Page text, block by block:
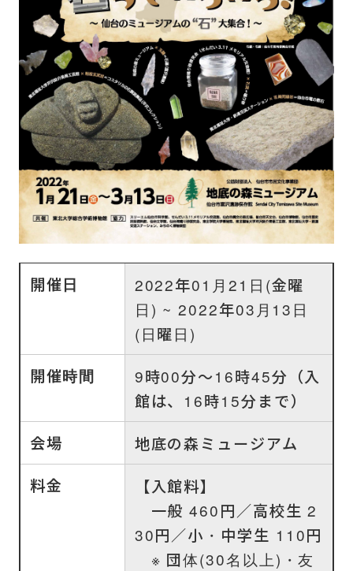
開催日
2022年01月21日(金曜
日) ~ 2022年03月13日
(日曜日)
開催時間
9時00分～16時45分（入
館は、16時15分まで）
会場 地底の森ミュージアム
料金
【入館料】
一般 460円／高校生 2
30円／小・中学生 110円
※ 団体(30名以上)・友